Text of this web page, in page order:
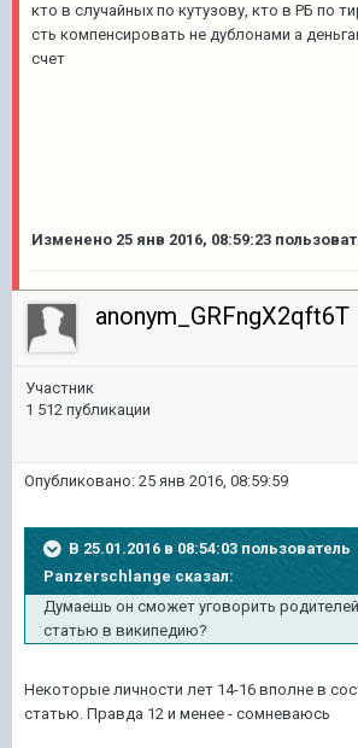
кто в случайных по кутузову, кто в РБ по
сть компенсировать не дублонами а
счет
Изменено 25 янв 2016, 08:59:23
anonym_GRFngX2qft6T
Участник
1 512 публикации
Опубликовано: 25 янв 2016, 08:59:59
В 25.01.2016 в 08:54:03 пользователь
Panzerschlange сказал:
Думаешь он сможет уговорить родителей
статью в википедию?
Некоторые личности лет 14-16 вполне в
статью. Правда 12 и менее - сомневаюсь